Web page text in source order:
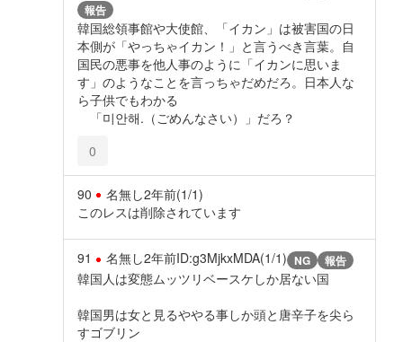
報告
韓国総領事館や大使館、「イカン」は被害国の日
本側が「やっちゃイカン！」と言うべき言葉。自
国民の悪事を他人事のように「イカンに思いま
す」のようなことを言っちゃだめだろ。日本人な
ら子供でもわかる
「미안해.（ごめんなさい）」だろ？
0
90 名無し2年前(1/1)
このレスは削除されています
91 名無し2年前ID:g3MjkxMDA(1/1) NG 報告
韓国人は変態ムッツリベースケしか居ない国
韓国男は女と見るややる事しか頭と唐辛子を尖ら
すゴブリン